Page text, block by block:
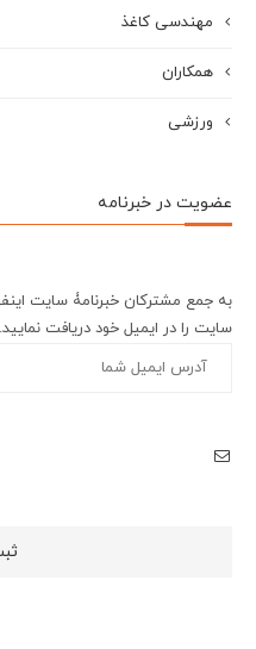
مهندسی کاغذ
همکاران
ورزشی
عضویت در خبرنامه
به جمع مشترکان خبرنامۀ سایت
سایت را در ایمیل خود دریافت نمایید.